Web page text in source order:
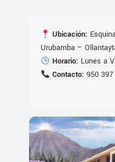
Ubicación:
Urubamba –
Horario: Lunes a
Contacto: 950